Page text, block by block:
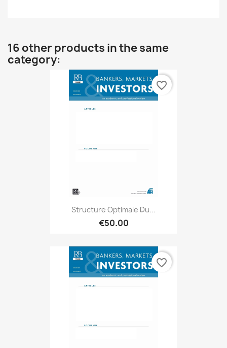
16 other products in the same
category:
Structure Optimale Du...
€50.00
favorite_border
favorite_border